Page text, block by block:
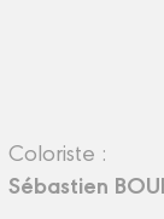
Coloriste :
Sébastien